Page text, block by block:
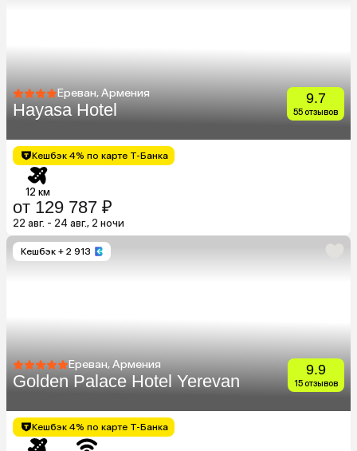
Ереван, Армения
Hayasa Hotel
9.7
55 отзывов
Кешбэк 4% по карте Т-Банка
12 км
от 129 787 ₽
22 авг. - 24 авг., 2 ночи
Кешбэк + 2 913
Ереван, Армения
Golden Palace Hotel Yerevan
9.9
15 отзывов
Кешбэк 4% по карте Т-Банка